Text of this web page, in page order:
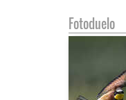
Fotoduelo